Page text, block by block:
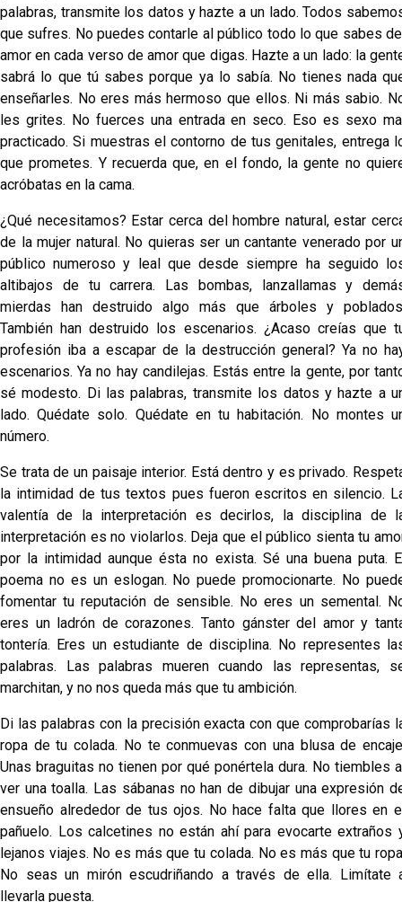
palabras, transmite los datos y hazte a un lado. Todos
que sufres. No puedes contarle al público todo lo que sabes
amor en cada verso de amor que digas. Hazte a un lado: la
sabrá lo que tú sabes porque ya lo sabía. No tienes nada
enseñarles. No eres más hermoso que ellos. Ni más sabio.
les grites. No fuerces una entrada en seco. Eso es sexo
practicado. Si muestras el contorno de tus genitales, entrega
que prometes. Y recuerda que, en el fondo, la gente no
acróbatas en la cama.
¿Qué necesitamos? Estar cerca del hombre natural, estar
de la mujer natural. No quieras ser un cantante venerado por
público numeroso y leal que desde siempre ha seguido
altibajos de tu carrera. Las bombas, lanzallamas y
mierdas han destruido algo más que árboles y
También han destruido los escenarios. ¿Acaso creías que
profesión iba a escapar de la destrucción general? Ya no
escenarios. Ya no hay candilejas. Estás entre la gente, por
sé modesto. Di las palabras, transmite los datos y hazte a
lado. Quédate solo. Quédate en tu habitación. No montes
número.
Se trata de un paisaje interior. Está dentro y es privado.
la intimidad de tus textos pues fueron escritos en silencio.
valentía de la interpretación es decirlos, la disciplina de
interpretación es no violarlos. Deja que el público sienta tu
por la intimidad aunque ésta no exista. Sé una buena puta.
poema no es un eslogan. No puede promocionarte. No
fomentar tu reputación de sensible. No eres un semental.
eres un ladrón de corazones. Tanto gánster del amor y
tontería. Eres un estudiante de disciplina. No representes
palabras. Las palabras mueren cuando las representas,
marchitan, y no nos queda más que tu ambición.
Di las palabras con la precisión exacta con que comprobarías
ropa de tu colada. No te conmuevas con una blusa de
Unas braguitas no tienen por qué ponértela dura. No tiembles
ver una toalla. Las sábanas no han de dibujar una expresión
ensueño alrededor de tus ojos. No hace falta que llores en
pañuelo. Los calcetines no están ahí para evocarte extraños
lejanos viajes. No es más que tu colada. No es más que tu
No seas un mirón escudriñando a través de ella. Limítate
llevarla puesta.